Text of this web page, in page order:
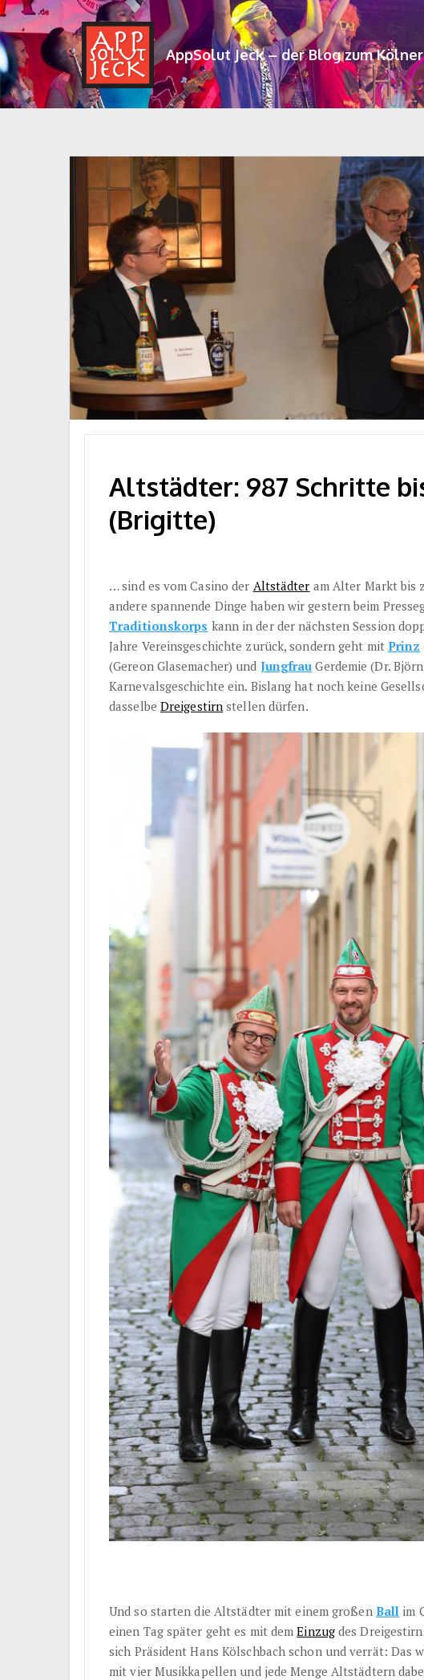
AppSolut Jeck – der Blog zum
Altstädter: 987 Schritte
(Brigitte)
… sind es vom Casino der Altstädter am Alter Markt bis
andere spannende Dinge haben wir gestern beim
Traditionskorps kann in der der nächsten Session
Jahre Vereinsgeschichte zurück, sondern geht mit Prinz
(Gereon Glasemacher) und Jungfrau Gerdemie (Dr.
Karnevalsgeschichte ein. Bislang hat noch keine
dasselbe Dreigestirn stellen dürfen.
Und so starten die Altstädter mit einem großen Ball im
einen Tag später geht es mit demEinzugdes
sich Präsident Hans Kölschbach schon und verrät: Das
mit vier Musikkapellen und jede Menge Altstädtern